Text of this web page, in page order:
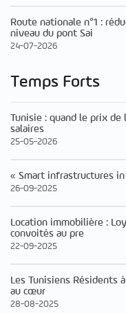
Route nationale n°1 :
niveau du pont Sai
24-07-2026
Temps Forts
Tunisie : quand le prix
salaires
25-05-2026
« Smart infrastructures
26-09-2025
Location immobilière :
convoités au pre
22-09-2025
Les Tunisiens Résidents
au cœur
28-08-2025